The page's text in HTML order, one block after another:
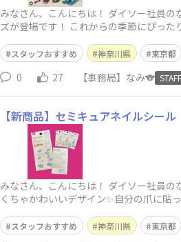
みなさん、こんにちは！ ダイソー社員
ズが登場です！ これからの季節にぴっ
スタッフおすすめ 神奈川県 東京都
0 27 【事務局】なみ🐨 STAFF
【新商品】セミキュアネイルシール
みなさん、こんにちは！ ダイソー社員
くちゃかわいいデザイン✨自分の爪に貼
スタッフおすすめ 神奈川県 東京都